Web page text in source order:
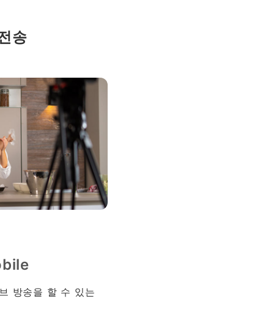
송
방송을 할 수 있는